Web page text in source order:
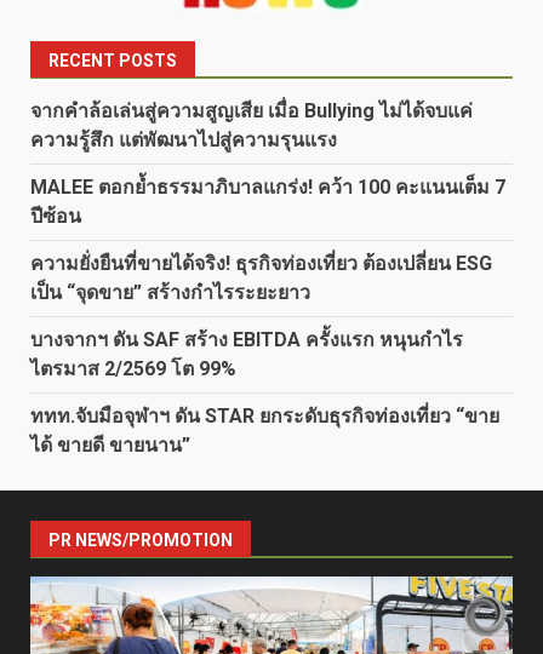
RECENT POSTS
จากคำล้อเล่นสู่ความสูญเสีย เมื่อ Bullying ไม่ได้จบแค่
ความรู้สึก แต่พัฒนาไปสู่ความรุนแรง
MALEE ตอกย้ำธรรมาภิบาลแกร่ง! คว้า 100 คะแนนเต็ม 7
ปีซ้อน
ความยั่งยืนที่ขายได้จริง! ธุรกิจท่องเที่ยว ต้องเปลี่ยน ESG
เป็น “จุดขาย” สร้างกำไรระยะยาว
บางจากฯ ดัน SAF สร้าง EBITDA ครั้งแรก หนุนกำไร
ไตรมาส 2/2569 โต 99%
ททท.จับมือจุฬาฯ ดัน STAR ยกระดับธุรกิจท่องเที่ยว “ขาย
ได้ ขายดี ขายนาน”
PR NEWS/PROMOTION